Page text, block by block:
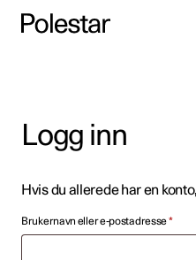
Hopp
Logg inn
Hvis du allerede har en
Brukernavn eller e-postadresse*